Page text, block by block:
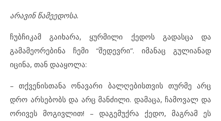
არავინ წამეედოსა.
ჩუბჩიკამ გაიხარა, ყურმილი ქედოს გადასცა და
გამამეორებინა ჩემი “შედევრი”. იმანაც გულიანად
იცინა, თან დააყოლა:
– თქვენისთანა ონავარი ბალღებისთვის თურმე არც
დრო არსებობს და არც მანძილი. დამაცა, ჩამოვალ და
ორივეს მოგივლით! – დაგემუქრა ქედო, მაგრამ ეს